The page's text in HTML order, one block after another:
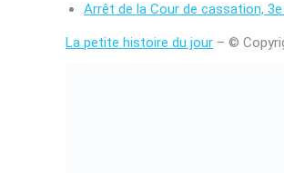
Arrêt de la Cour de cassation,
La petite histoire du jour – ©